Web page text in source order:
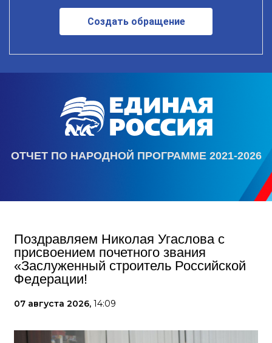
Создать обращение
ОТЧЕТ ПО НАРОДНОЙ ПРОГРАММЕ 2021-2026
Поздравляем Николая Угаслова с
присвоением почетного звания
«Заслуженный строитель Российской
Федерации!
07 августа 2026, 14:09